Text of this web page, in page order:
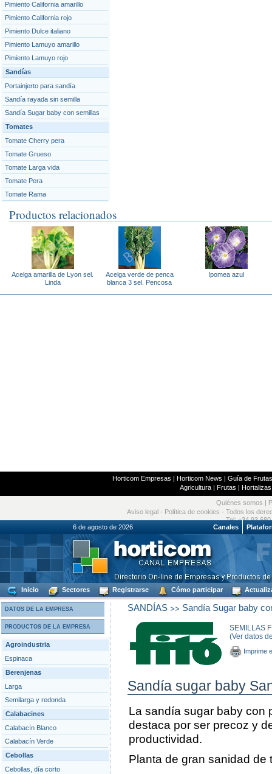
Pimiento California amarillo
Pimiento California rojo
Pimiento Dulce italiano
Pimiento Lamuyo amarillo
Pimiento Lamuyo rojo
Sandías
Portainjerto para sandía
Sandía rayada sin semilla
Sandía Sugar baby con semillas
Tomates
Tomate Cherry pera
Tomate Grueso
Tomate Larga vida
Tomate Pera
Tomate Rama
Productos relacionados
Acelga amarilla de Lyon sel.
Linda
Acelga verde de penca
blanca 3 sel. Pencosa
Ipomea azul
Horticom Empresas | Horticom News | Guía de
Agricultura| Frutas | Hortalizas
Quiénes somos
Aviso legal - Política de cookies - Todos los
Tel: +34 93
6 de agosto de 2026
Canales
Inicio Sectores Registrarse Cómo participar
DATOS DE LA EMPRESA
PRODUCTOS DE LA EMPRESA
Agroindustria
Espinaca
Berenjenas
Larga
Semilarga y redonda
Calabacines
Calabacín Blanco
Calabacín Verde
Cebollas
Cebollas, día corto
SANDÍAS>> Sandía Sugar baby
SEMILLAS
(Ver datos
Imprime
Sandía sugar baby
La sandía sugar baby con
destaca por ser precoz y
productividad.
Planta de gran sanidad de